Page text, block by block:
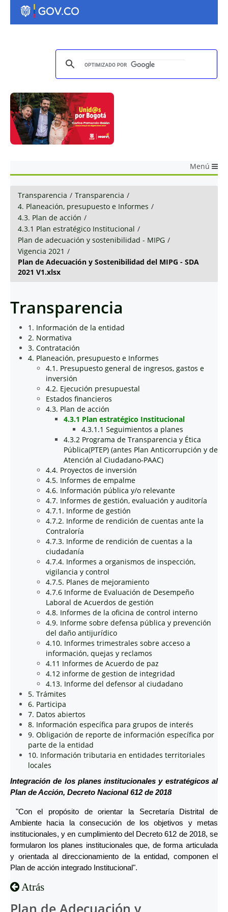
Menú
Transparencia / Transparencia /
4. Planeación, presupuesto e Informes /
4.3. Plan de acción /
4.3.1 Plan estratégico Institucional /
Plan de adecuación y sostenibilidad - MIPG /
Vigencia 2021 /
Plan de Adecuación y Sostenibilidad del MIPG - SDA
2021 V1.xlsx
Transparencia
1. Información de la entidad
2. Normativa
3. Contratación
4. Planeación, presupuesto e Informes
4.1. Presupuesto general de ingresos, gastos e
inversión
4.2. Ejecución presupuestal
Estados financieros
4.3. Plan de acción
4.3.1 Plan estratégico Institucional
4.3.1.1 Seguimientos a planes
4.3.2 Programa de Transparencia y Ética
Pública(PTEP) (antes Plan Anticorrupción y de
Atención al Ciudadano-PAAC)
4.4. Proyectos de inversión
4.5. Informes de empalme
4.6. Información pública y/o relevante
4.7. Informes de gestión, evaluación y auditoría
4.7.1. Informe de gestión
4.7.2. Informe de rendición de cuentas ante la
Contraloría
4.7.3. Informe de rendición de cuentas a la
ciudadanía
4.7.4. Informes a organismos de inspección,
vigilancia y control
4.7.5. Planes de mejoramiento
4.7.6 Informe de Evaluación de Desempeño
Laboral de Acuerdos de gestión
4.8. Informes de la oficina de control interno
4.9. Informe sobre defensa pública y prevención
del daño antijurídico
4.10. Informes trimestrales sobre acceso a
información, quejas y reclamos
4.11 Informes de Acuerdo de paz
4.12 informe de gestion de integridad
4.13. Informe del defensor al ciudadano
5. Trámites
6. Participa
7. Datos abiertos
8. Información específica para grupos de interés
9. Obligación de reporte de información específica por
parte de la entidad
10. Información tributaria en entidades territoriales
locales
Integración de los planes institucionales y estratégicos al
Plan de Acción, Decreto Nacional 612 de 2018
"Con el propósito de orientar la Secretaría Distrital de
Ambiente hacia la consecución de los objetivos y metas
institucionales, y en cumplimiento del Decreto 612 de 2018, se
formularon los planes institucionales que, de forma articulada
y orientada al direccionamiento de la entidad, componen el
Plan de acción integrado Institucional".
Atrás